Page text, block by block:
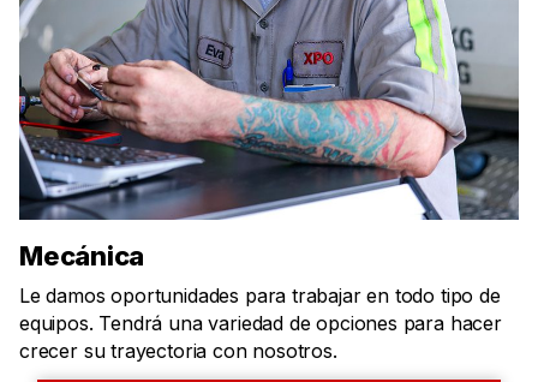
Mecánica
Le damos oportunidades para trabajar en todo tipo de
equipos. Tendrá una variedad de opciones para hacer
crecer su trayectoria con nosotros.